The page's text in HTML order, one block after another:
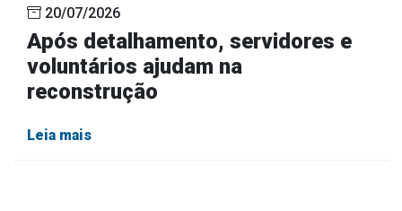
20/07/2026
Após detalhamento, servidores e
voluntários ajudam na
reconstrução
Leia mais